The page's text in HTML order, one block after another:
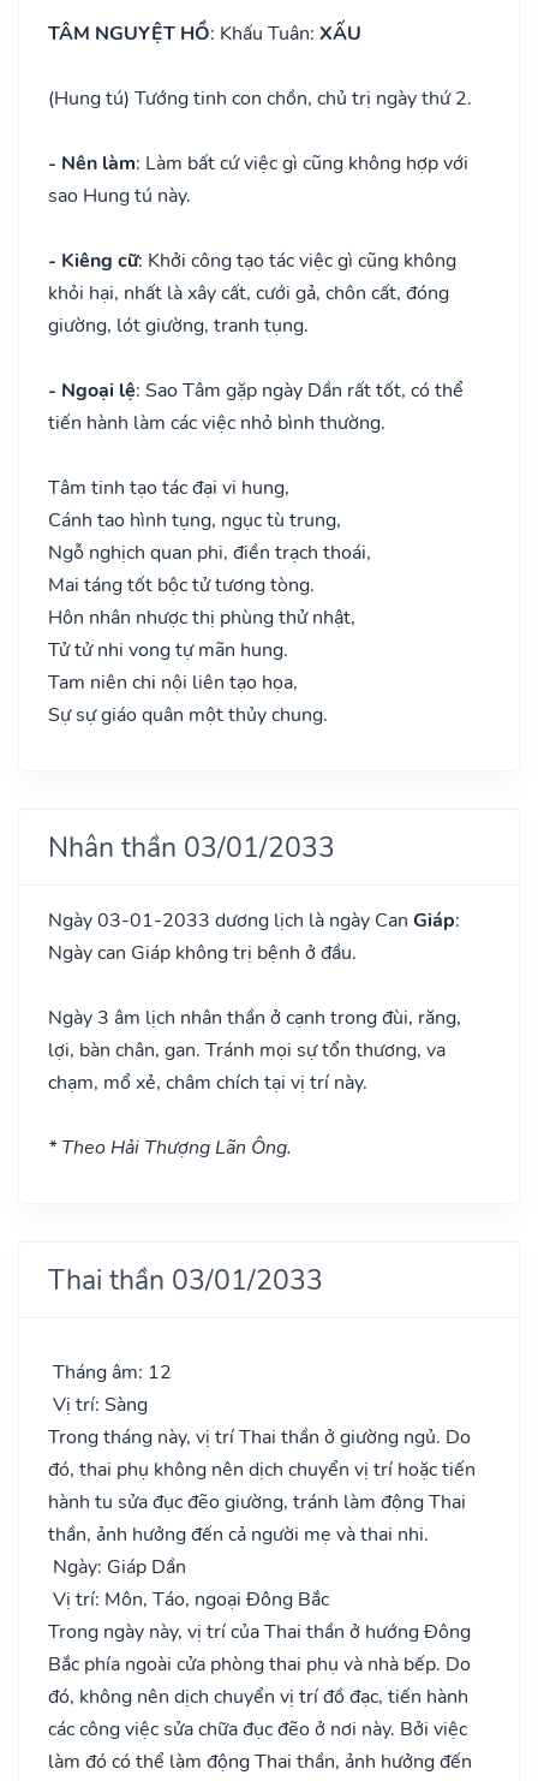
TÂM NGUYỆT HỒ: Khấu Tuân: XẤU
(Hung tú) Tướng tinh con chồn, chủ trị ngày thứ 2.
- Nên làm: Làm bất cứ việc gì cũng không hợp với
sao Hung tú này.
- Kiêng cữ: Khởi công tạo tác việc gì cũng không
khỏi hại, nhất là xây cất, cưới gả, chôn cất, đóng
giường, lót giường, tranh tụng.
- Ngoại lệ: Sao Tâm gặp ngày Dần rất tốt, có thể
tiến hành làm các việc nhỏ bình thường.
Tâm tinh tạo tác đại vi hung,
Cánh tao hình tụng, ngục tù trung,
Ngỗ nghịch quan phi, điền trạch thoái,
Mai táng tốt bộc tử tương tòng.
Hôn nhân nhược thị phùng thử nhật,
Tử tử nhi vong tự mãn hung.
Tam niên chi nội liên tạo họa,
Sự sự giáo quân một thủy chung.
Nhân thần 03/01/2033
Ngày 03-01-2033 dương lịch là ngày Can Giáp:
Ngày can Giáp không trị bệnh ở đầu.
Ngày 3 âm lịch nhân thần ở cạnh trong đùi, răng,
lợi, bàn chân, gan. Tránh mọi sự tổn thương, va
chạm, mổ xẻ, châm chích tại vị trí này.
* Theo Hải Thượng Lãn Ông.
Thai thần 03/01/2033
Tháng âm: 12
Vị trí: Sàng
Trong tháng này, vị trí Thai thần ở giường ngủ. Do
đó, thai phụ không nên dịch chuyển vị trí hoặc tiến
hành tu sửa đục đẽo giường, tránh làm động Thai
thần, ảnh hưởng đến cả người mẹ và thai nhi.
Ngày: Giáp Dần
Vị trí: Môn, Táo, ngoại Đông Bắc
Trong ngày này, vị trí của Thai thần ở hướng Đông
Bắc phía ngoài cửa phòng thai phụ và nhà bếp. Do
đó, không nên dịch chuyển vị trí đồ đạc, tiến hành
các công việc sửa chữa đục đẽo ở nơi này. Bởi việc
làm đó có thể làm động Thai thần, ảnh hưởng đến